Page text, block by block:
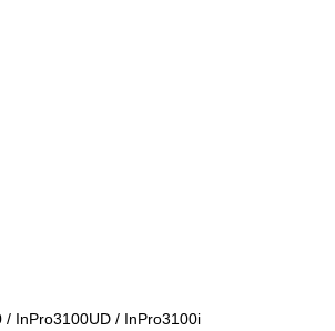
/ InPro3100UD / InPro3100i